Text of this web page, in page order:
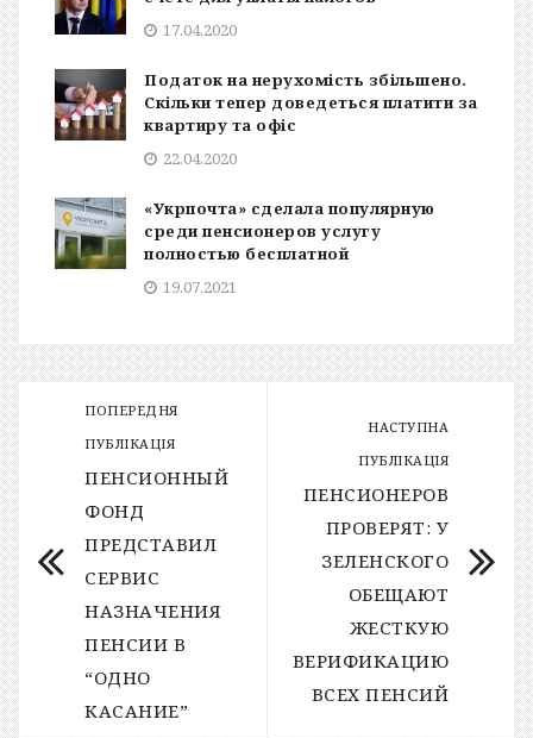
17.04.2020
Податок на нерухомість збільшено.
Скільки тепер доведеться платити за
квартиру та офіс
22.04.2020
«Укрпочта» сделала популярную
среди пенсионеров услугу
полностью бесплатной
19.07.2021
ПОПЕРЕДНЯ
ПУБЛІКАЦІЯ
ПЕНСИОННЫЙ
ФОНД
ПРЕДСТАВИЛ
СЕРВИС
НАЗНАЧЕНИЯ
ПЕНСИИ В
“ОДНО
КАСАНИЕ”
НАСТУПНА
ПУБЛІКАЦІЯ
ПЕНСИОНЕРОВ
ПРОВЕРЯТ: У
ЗЕЛЕНСКОГО
ОБЕЩАЮТ
ЖЕСТКУЮ
ВЕРИФИКАЦИЮ
ВСЕХ ПЕНСИЙ